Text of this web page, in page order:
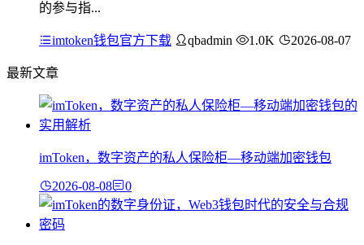
的参与指...
imtoken钱包官方下载 qbadmin 1.0K 2026-08-07
最新文章
imToken，数字资产的私人保险柜—移动端加密钱包
2026-08-08 0